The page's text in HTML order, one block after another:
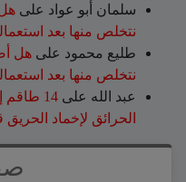
سلمان أبو عواد على
نتخلص منها بعد
طليع محمود على هل
نتخلص منها بعد
عبد الله على
14
الحرائق لإخماد